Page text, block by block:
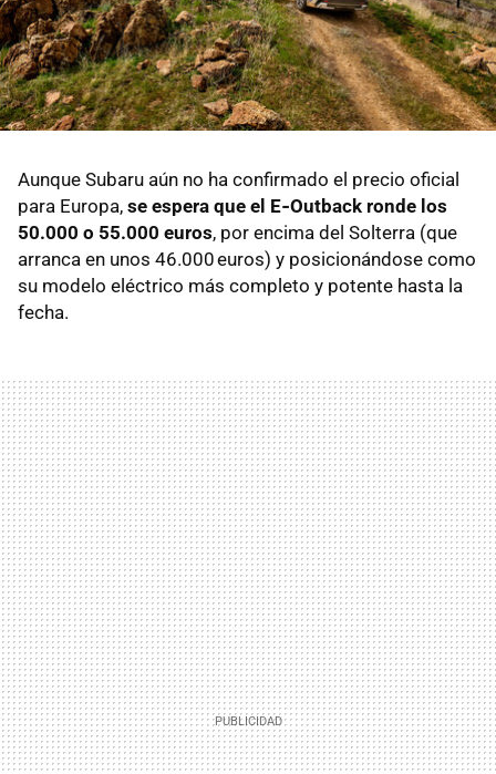
Aunque Subaru aún no ha confirmado el precio oficial
para Europa, se espera que el E‑Outback ronde los
50.000 o 55.000 euros, por encima del Solterra (que
arranca en unos 46.000 euros) y posicionándose como
su modelo eléctrico más completo y potente hasta la
fecha.